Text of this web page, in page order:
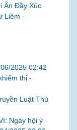
Ân Đầy Xúc
Liêm -
2025 02:42
thị -
Luật Thủ
Ngày hội ý